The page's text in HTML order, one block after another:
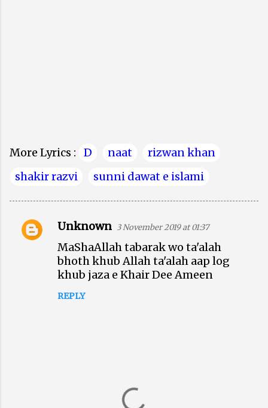
More Lyrics : D naat
rizwan khan
shakir razvi
sunni dawat e islami
C
Unknown 3 November 2019 at 01:37
MaShaAllah tabarak wo ta'alah
bhoth khub Allah ta'alah aap log
khub jaza e Khair Dee Ameen
REPLY